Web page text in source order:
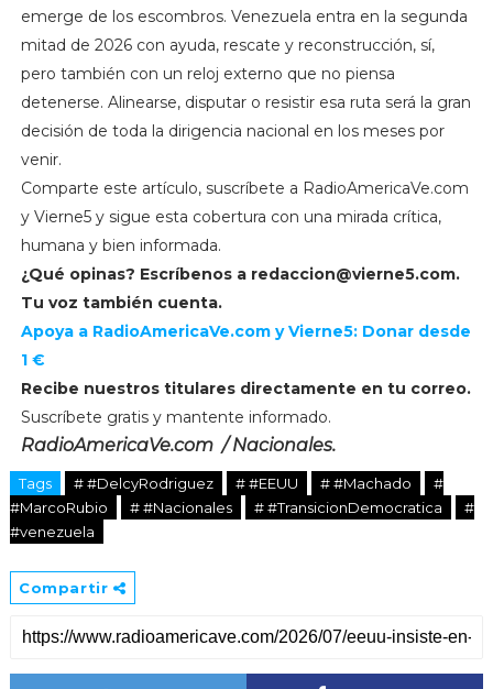
emerge de los escombros. Venezuela entra en la segunda
mitad de 2026 con ayuda, rescate y reconstrucción, sí,
pero también con un reloj externo que no piensa
detenerse. Alinearse, disputar o resistir esa ruta será la gran
decisión de toda la dirigencia nacional en los meses por
venir.
Comparte este artículo, suscríbete a RadioAmericaVe.com
y Vierne5 y sigue esta cobertura con una mirada crítica,
humana y bien informada.
¿Qué opinas? Escríbenos a redaccion@vierne5.com.
Tu voz también cuenta.
Apoya a RadioAmericaVe.com y Vierne5: Donar desde
1 €
Recibe nuestros titulares directamente en tu correo.
Suscríbete gratis y mantente informado.
RadioAmericaVe.com / Nacionales.
Tags # #DelcyRodriguez # #EEUU # #Machado
#
#MarcoRubio
# #Nacionales # #TransicionDemocratica
#
#venezuela
Compartir